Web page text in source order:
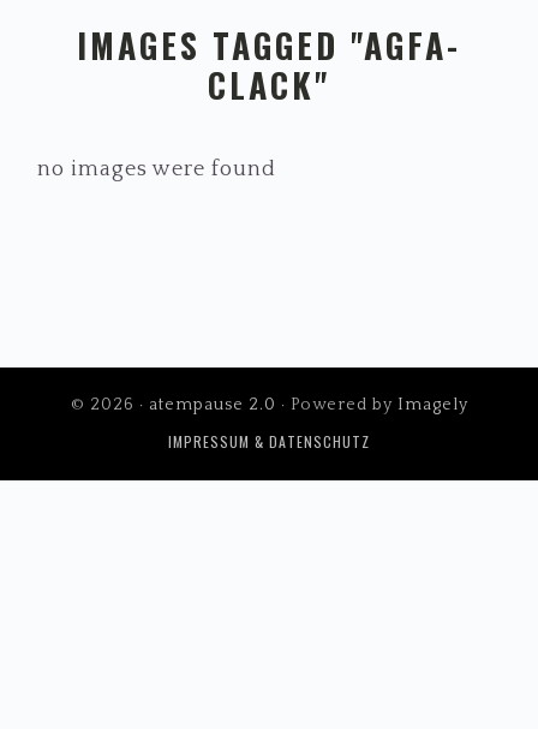
IMAGES TAGGED "AGFA-
CLACK"
no images were found
© 2026 · atempause 2.0 · Powered by Imagely
IMPRESSUM & DATENSCHUTZ